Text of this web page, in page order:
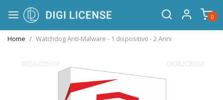
0
Home Watchdog Anti-Malware - 1 dispositivo - 2 Anni